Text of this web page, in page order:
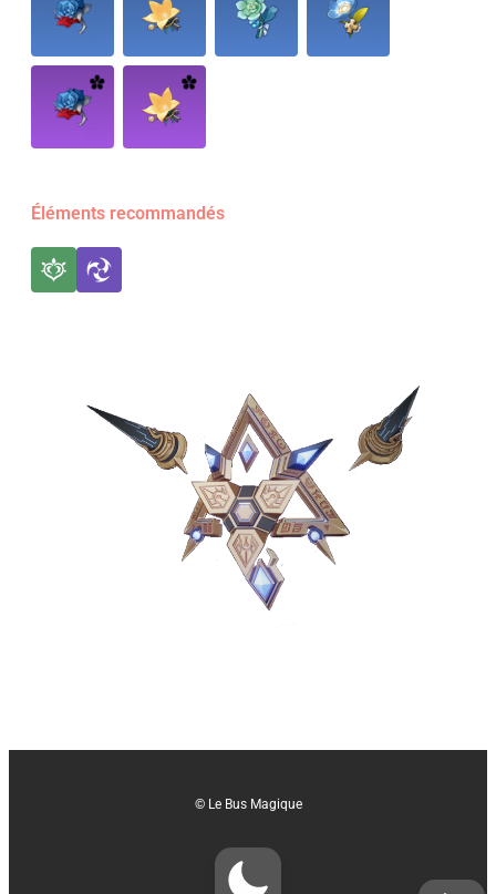
Éléments recommandés
© Le Bus Magique